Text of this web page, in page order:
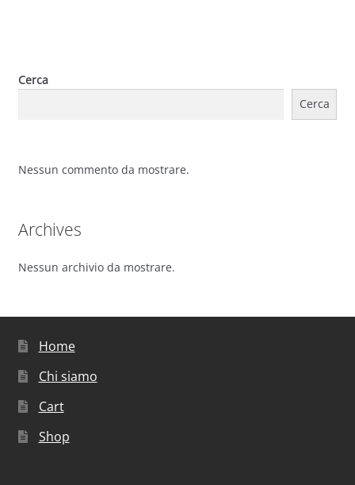
Cerca
Cerca
Nessun commento da mostrare.
Archives
Nessun archivio da mostrare.
Home
Chi siamo
Cart
Shop